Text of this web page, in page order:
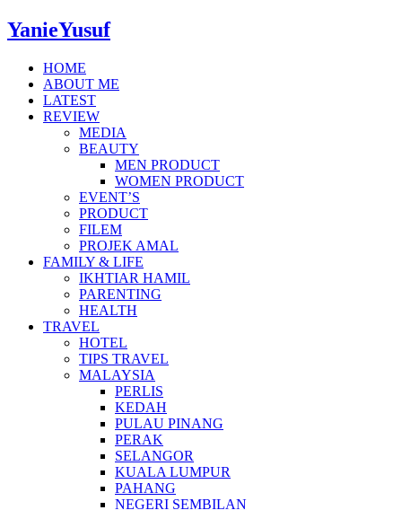
YanieYusuf
HOME
ABOUT ME
LATEST
REVIEW
MEDIA
BEAUTY
MEN PRODUCT
WOMEN PRODUCT
EVENT’S
PRODUCT
FILEM
PROJEK AMAL
FAMILY & LIFE
IKHTIAR HAMIL
PARENTING
HEALTH
TRAVEL
HOTEL
TIPS TRAVEL
MALAYSIA
PERLIS
KEDAH
PULAU PINANG
PERAK
SELANGOR
KUALA LUMPUR
PAHANG
NEGERI SEMBILAN